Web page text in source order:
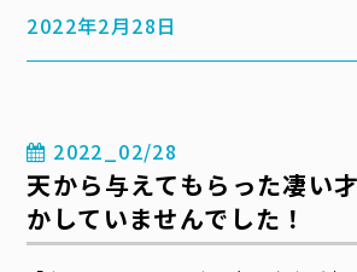
2022年2月28日
2022_02/28
天から与えてもらった凄い
かしていませんでした！